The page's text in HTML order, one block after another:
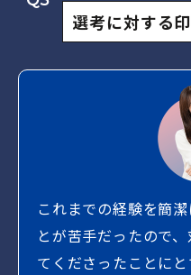
選考に対する
これまでの経験を簡
とが苦手だったので
てくださったことに